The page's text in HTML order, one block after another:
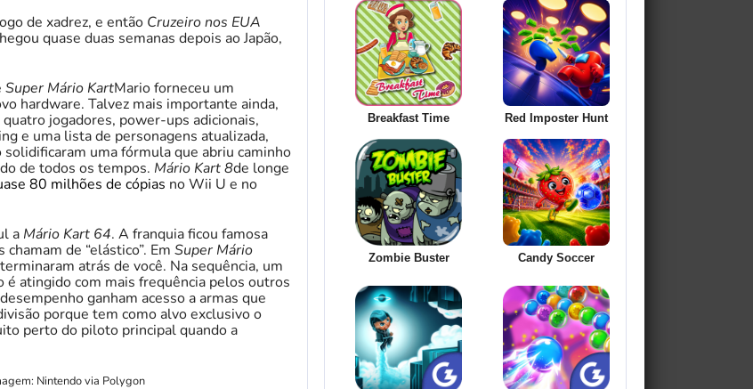
de xadrez, e então Cruzeiro nos EUA
quase duas semanas depois ao Japão,
Super Mário KartMario forneceu um
hardware. Talvez mais importante ainda,
jogadores, power-ups adicionais,
e uma lista de personagens atualizada,
uma fórmula que abriu caminho
de todos os tempos. Mário Kart 8de longe
80 milhões de cópias no Wii U e no
a Mário Kart 64. A franquia ficou famosa
de “elástico”. Em Super Mário
atrás de você. Na sequência, um
é atingido com mais frequência pelos outros
ganham acesso a armas que
porque tem como alvo exclusivo o
perto do piloto principal quando a
Nintendo via Polygon
Breakfast Time Red Imposter Hunt
Zombie Buster Candy Soccer